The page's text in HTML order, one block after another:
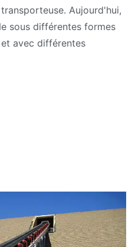
Aujourd'hui,
sous différentes formes
avec différentes